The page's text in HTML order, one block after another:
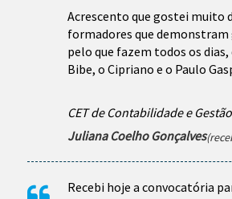
Acrescento que gostei muito
formadores que
pelo que fazem todos os
Bibe, o Cipriano e o Paulo
CET de Contabilidade e Gestão
Juliana Coelho Gonçalves
Recebi hoje a convocatória